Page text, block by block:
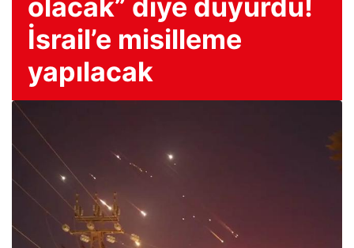
olacak” diye duyurdu!
İsrail’e misilleme
yapılacak